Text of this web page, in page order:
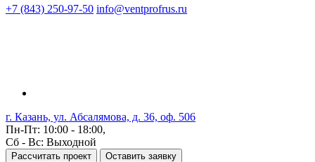
+7 (843) 250-97-50 info@ventprofrus.ru
г. Казань, ул. Абсалямова, д. 36, оф. 506
Пн-Пт: 10:00 - 18:00,
Сб - Вс: Выходной
Рассчитать проект Оставить заявку